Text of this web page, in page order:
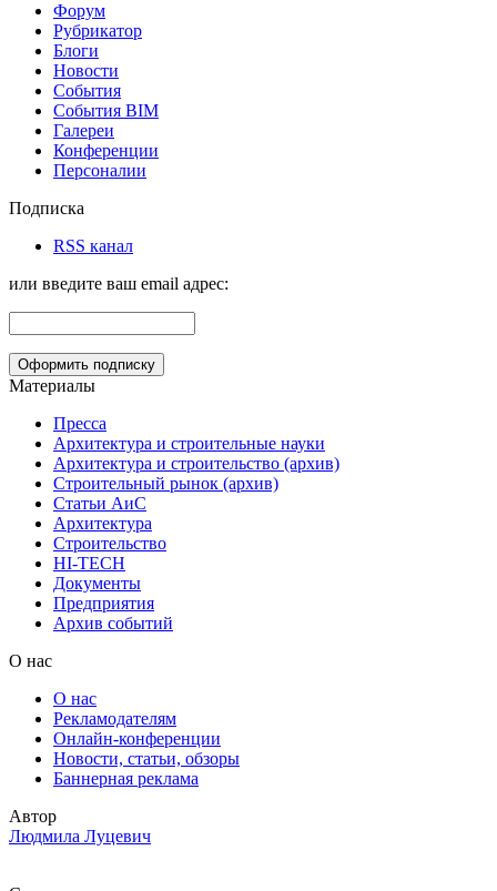
Форум
Рубрикатор
Блоги
Новости
События
События BIM
Галереи
Конференции
Персоналии
Подписка
RSS канал
или введите ваш email адрес:
Материалы
Пресса
Архитектура и строительные науки
Архитектура и строительство (архив)
Строительный рынок (архив)
Статьи АиС
Архитектура
Строительство
HI-TECH
Документы
Предприятия
Архив событий
О нас
О нас
Рекламодателям
Онлайн-конференции
Новости, статьи, обзоры
Баннерная реклама
Автор
Людмила Луцевич